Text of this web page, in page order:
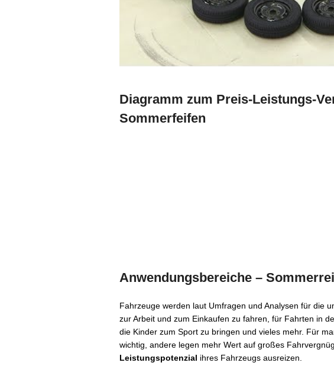
Diagramm zum Preis-Leistungs-
Sommerfeifen
Anwendungsbereiche –
Fahrzeuge werden laut Umfragen und Analysen für die
zur Arbeit und zum Einkaufen zu fahren, für Fahrten in
die Kinder zum Sport zu bringen und vieles mehr. Für
wichtig, andere legen mehr Wert auf großes
Leistungspotenzial ihres Fahrzeugs ausreizen.